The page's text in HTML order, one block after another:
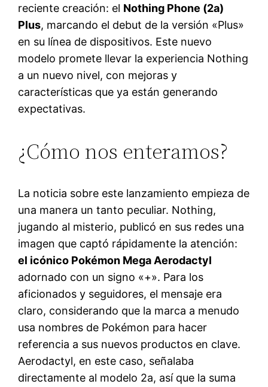
reciente creación: el Nothing Phone (2a)
Plus, marcando el debut de la versión «Plus»
en su línea de dispositivos. Este nuevo
modelo promete llevar la experiencia Nothing
a un nuevo nivel, con mejoras y
características que ya están generando
expectativas.
¿Cómo nos enteramos?
La noticia sobre este lanzamiento empieza de
una manera un tanto peculiar. Nothing,
jugando al misterio, publicó en sus redes una
imagen que captó rápidamente la atención:
el icónico Pokémon Mega Aerodactyl
adornado con un signo «+». Para los
aficionados y seguidores, el mensaje era
claro, considerando que la marca a menudo
usa nombres de Pokémon para hacer
referencia a sus nuevos productos en clave.
Aerodactyl, en este caso, señalaba
directamente al modelo 2a, así que la suma